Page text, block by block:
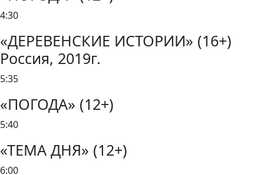
4:30
«ДЕРЕВЕНСКИЕ ИСТОРИИ» (16+)
Россия, 2019г.
5:35
«ПОГОДА» (12+)
5:40
«ТЕМА ДНЯ» (12+)
6:00